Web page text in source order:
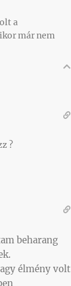
a
már nem
?
beharang
élmény volt